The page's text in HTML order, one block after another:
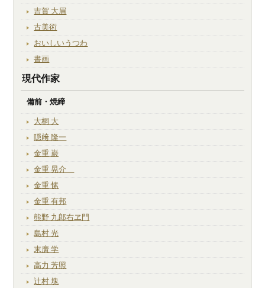
吉賀 大眉
古美術
おいしいうつわ
書画
現代作家
備前・焼締
大桐 大
隠﨑 隆一
金重 巌
金重 晃介
金重 愫
金重 有邦
熊野 九郎右ヱ門
島村 光
末廣 学
高力 芳照
辻村 塊